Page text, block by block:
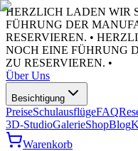
HERZLICH LADEN WIR
FÜHRUNG DER
RESERVIEREN. •
NOCH EINE FÜHRUNG
ZU RESERVIEREN. •
Über Uns
Besichtigung
PreiseSchulausflügeFAQ
3D-StudioGalerieShopBlog
Warenkorb